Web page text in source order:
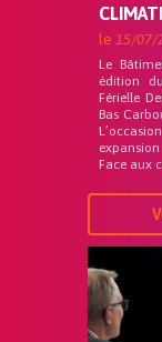
le 15/07/
Le
édition
Férielle
Bas
Face aux